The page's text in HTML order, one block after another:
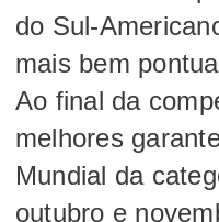
do Sul-
mais bem
Ao final da
melhores
Mundial da
outubro e